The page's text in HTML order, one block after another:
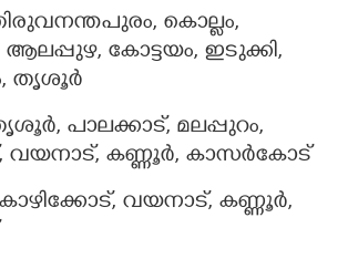
തിരുവനന്തപുരം, കൊല്ലം,
ആലപ്പുഴ, കോട്ടയം, ഇടുക്കി,
തൃശൂർ
തൃശൂർ, പാലക്കാട്, മലപ്പുറം,
വയനാട്, കണ്ണൂർ, കാസർകോട്
കോഴിക്കോട്, വയനാട്, കണ്ണൂർ,